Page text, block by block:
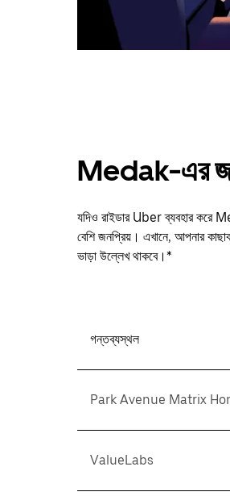
Medak-এর
যদিও রাইডার Uber ব্যবহার করে
বেশি জনপ্রিয়। এখানে, আপনার
ভাড়া উল্লেখ থাকবে।*
গন্তব্যস্থল
Park Avenue Matrix
ValueLabs